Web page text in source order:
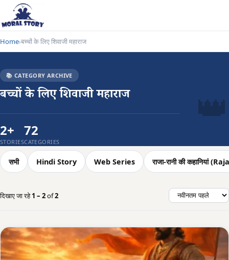
Home›बच्चों के लिए शिवाजी महाराज
📚 CATEGORY ARCHIVE
बच्चों के लिए शिवाजी महाराज
2+
STORIES
72
CATEGORIES
👑
सभी Hindi Story Web Series राजा-रानी की कहानियां
दिखाए जा रहे1 – 2of2